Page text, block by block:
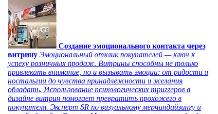
Создание эмоционального контакта через
витрину Эмоциональный отклик покупателей — ключ к
успеху розничных продаж. Витрины способны не только
привлекать внимание, но и вызывать эмоции: от радости и
ностальгии до чувства принадлежности и желания
обладать. Использование психологических триггеров в
дизайне витрин помогает превратить прохожего в
покупателя. Эксперт SR по визуальному мерчандайзингу и